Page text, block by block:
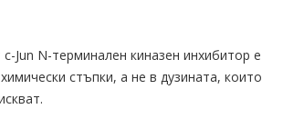
Jun N-терминален киназен инхибитор е
стъпки, а не в дузината, които